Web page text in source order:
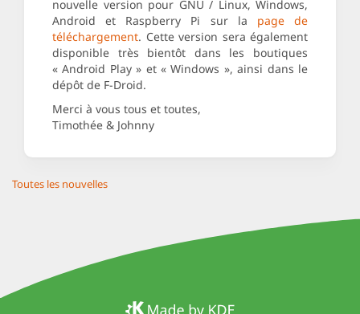
nouvelle version pour GNU / Linux, Windows,
Android et Raspberry Pi sur la page de
téléchargement. Cette version sera également
disponible très bientôt dans les boutiques
« Android Play » et « Windows », ainsi dans le
dépôt de F-Droid.
Merci à vous tous et toutes,
Timothée & Johnny
Toutes les nouvelles